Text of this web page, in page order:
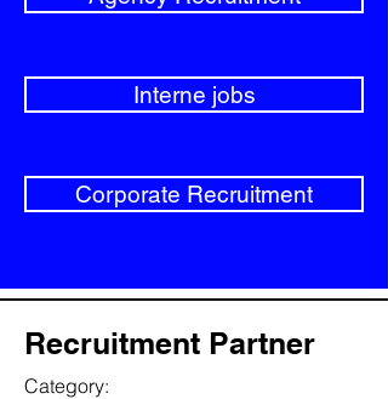
Interne jobs
Corporate Recruitment
Recruitment Partner
Category: